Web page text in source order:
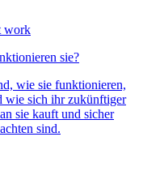
sie?
wie sie funktionieren,
wie sich ihr zukünftiger
sie kauft und sicher
sind.